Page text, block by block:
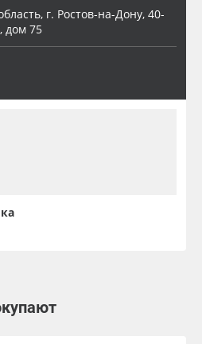
г. Ростов-на-Дону, 40-
дом 75